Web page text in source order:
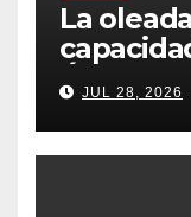
La
Ávila y al
obliga a
JUL 28, 2026